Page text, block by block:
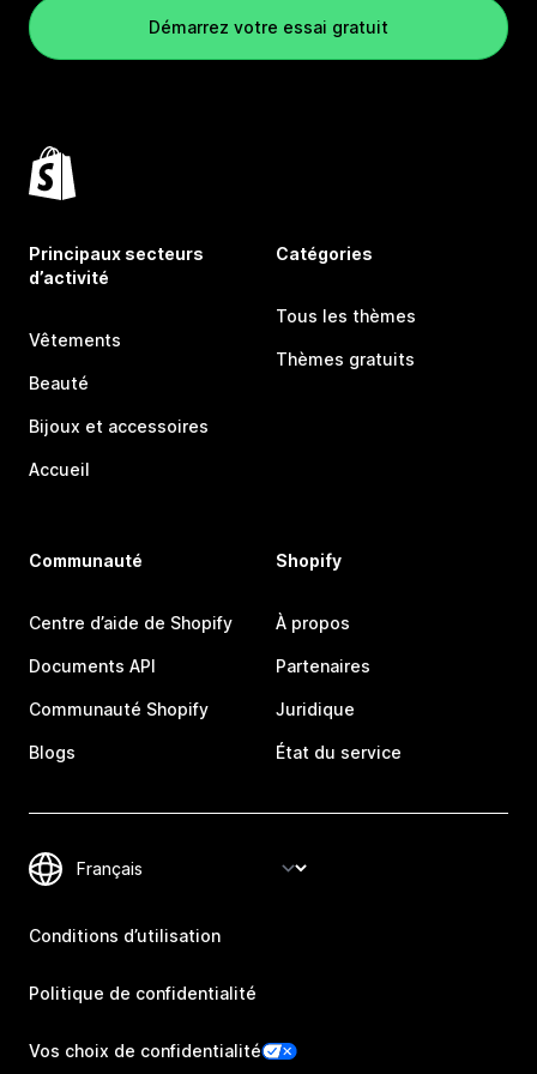
Démarrez votre essai gratuit
Principaux secteurs
d’activité
Vêtements
Beauté
Bijoux et accessoires
Accueil
Catégories
Tous les thèmes
Thèmes gratuits
Communauté
Centre d’aide de Shopify
Documents API
Communauté Shopify
Blogs
Shopify
À propos
Partenaires
Juridique
État du service
Conditions d’utilisation
Politique de confidentialité
Vos choix de confidentialité